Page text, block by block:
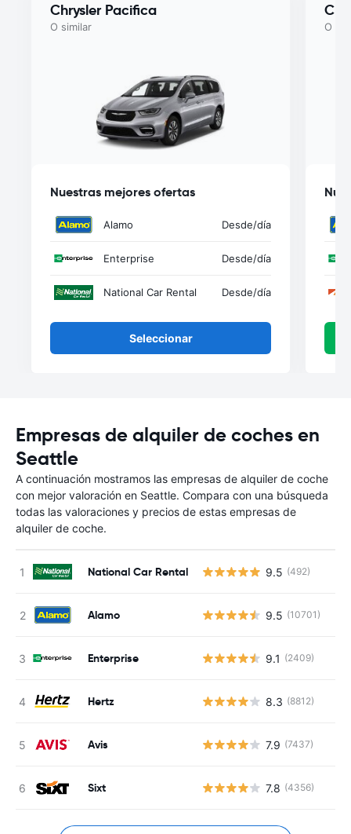
Chrysler Pacifica
O similar
Nuestras mejores ofertas
Alamo Desde/día
Enterprise Desde/día
National Car Rental Desde/día
Seleccionar
O
Empresas de alquiler de coches en
Seattle
A continuación mostramos las empresas de alquiler de coche
con mejor valoración en Seattle. Compara con una búsqueda
todas las valoraciones y precios de estas empresas de
alquiler de coche.
National Car Rental 9.5 (492)
Alamo 9.5 (10701)
Enterprise 9.1 (2409)
Hertz 8.3 (8812)
Avis 7.9 (7437)
Sixt 7.8 (4356)